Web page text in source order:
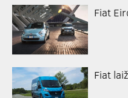
Fiat
Fiat